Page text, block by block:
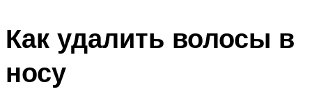
Как удалить волосы в
носу